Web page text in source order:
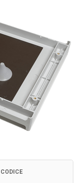
CODICE